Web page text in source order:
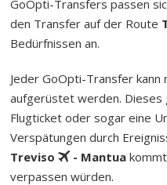
GoOpti-Transfers passen
den Transfer auf der Route
Bedürfnissen an.
Jeder GoOpti-Transfer
aufgerüstet werden. Dieses
Flugticket oder sogar eine
Verspätungen durch
Treviso
- Mantua
verpassen würden.